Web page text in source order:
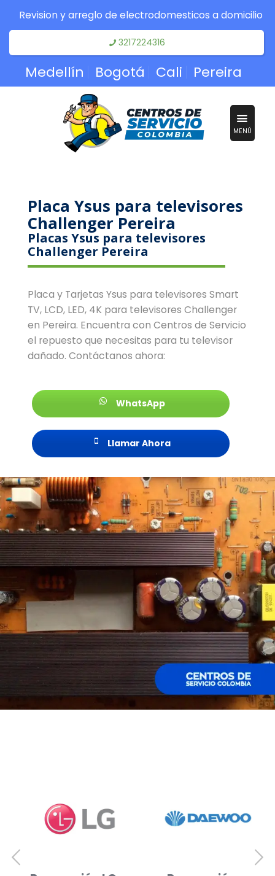
Revision y arreglo de electrodomesticos a domicilio
3217224316
Medellín Bogotá Cali Pereira
MENÚ
Placa Ysus para televisores
Challenger Pereira
Placas Ysus para televisores
Challenger Pereira
Placa y Tarjetas Ysus para televisores Smart
TV, LCD, LED, 4K para televisores Challenger
en Pereira. Encuentra con Centros de Servicio
el repuesto que necesitas para tu televisor
dañado. Contáctanos ahora:
WhatsApp
Llamar Ahora